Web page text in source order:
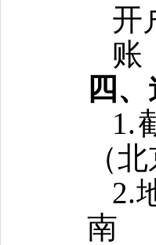
开
账
四
1.
（
2.